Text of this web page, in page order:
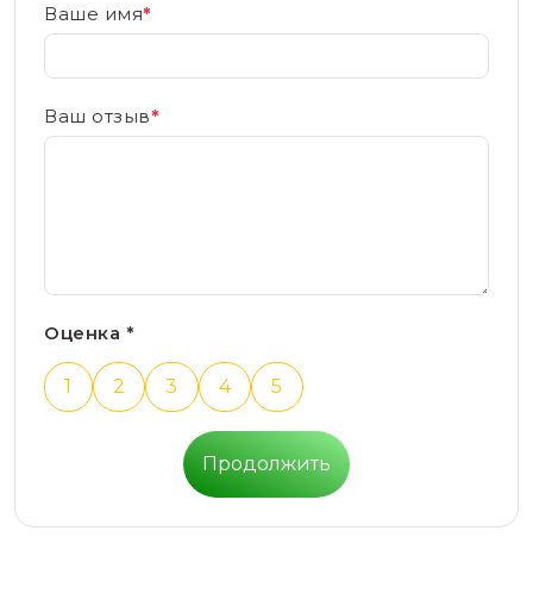
Ваше имя*
Ваш отзыв*
Оценка *
1 2 3 4 5
Продолжить